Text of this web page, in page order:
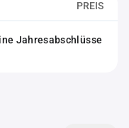
PREIS
Jahresabschlüsse